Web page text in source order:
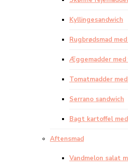
Kyllingesandwich
Rugbrødsmad
Æggemadder med
Tomatmadder
Serrano sandwich
Bagt kartoffel
Aftensmad
Vandmelon salat